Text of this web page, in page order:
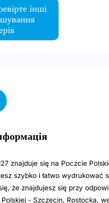
інші
znajduje się na Poczcie
szybko i łatwo wydrukować
że znajdujesz się przy
- Szczecin, Rostocka,